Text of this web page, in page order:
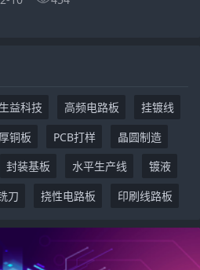
生益科技 高频电路板
挂镀线
厚铜板 PCB打样
晶圆制造
封装基板 水平生产线
镀液
刀 挠性电路板 印刷线路板